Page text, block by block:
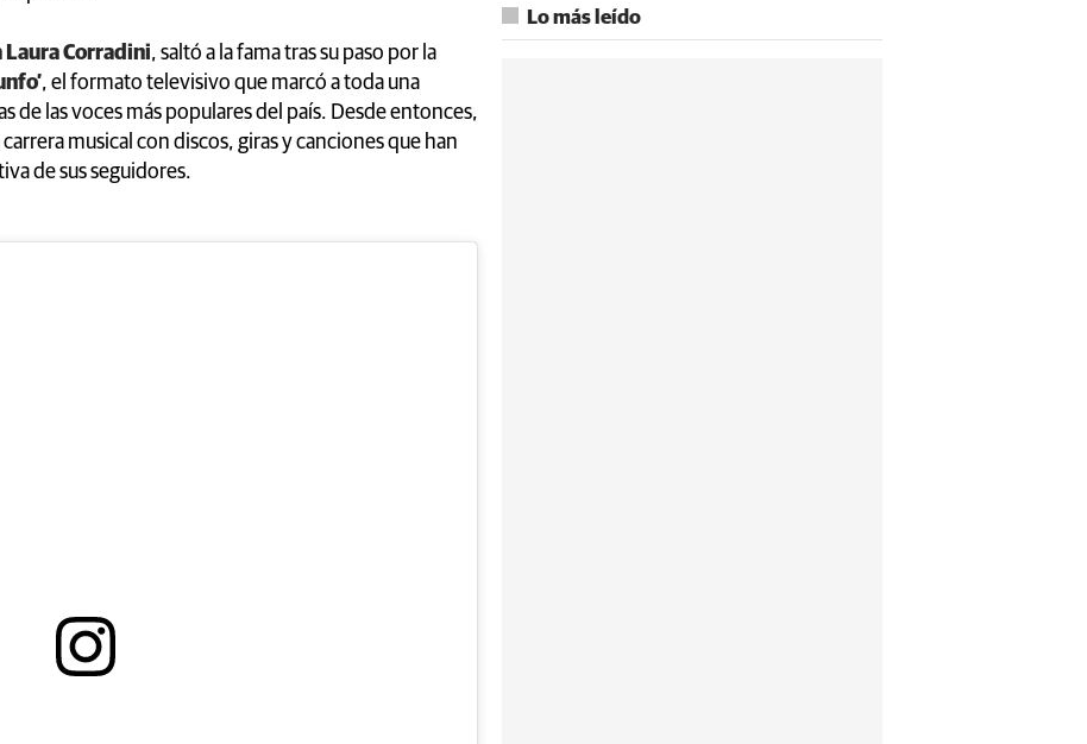
Laura Corradini, saltó a la fama tras su paso por la
, el formato televisivo que marcó a toda una
de las voces más populares del país. Desde entonces,
musical con discos, giras y canciones que han
de sus seguidores.
Lo más leído